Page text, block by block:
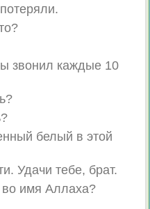
звонил каждые 10
белый в этой
Удачи тебе, брат.
во имя Аллаха?